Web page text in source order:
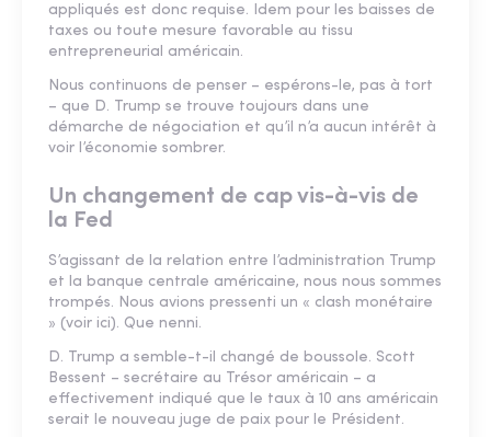
appliqués est donc requise. Idem pour les baisses de
taxes ou toute mesure favorable au tissu
entrepreneurial américain.
Nous continuons de penser – espérons-le, pas à tort
– que D. Trump se trouve toujours dans une
démarche de négociation et qu’il n’a aucun intérêt à
voir l’économie sombrer.
Un changement de cap vis-à-vis de
la Fed
S’agissant de la relation entre l’administration Trump
et la banque centrale américaine, nous nous sommes
trompés. Nous avions pressenti un « clash monétaire
» (voir ici). Que nenni.
D. Trump a semble-t-il changé de boussole. Scott
Bessent – secrétaire au Trésor américain – a
effectivement indiqué que le taux à 10 ans américain
serait le nouveau juge de paix pour le Président.